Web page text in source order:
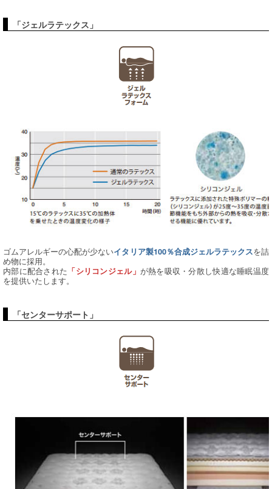
「ジェルラテックス」
ゴムアレルギーの心配が少ないイタリア製100％合成ジェルラテックスを詰
め物に採用。
内部に配合された 「シリコンジェル」 が熱を吸収・分散し快適な睡眠温度
を提供いたします。
「センターサポート」